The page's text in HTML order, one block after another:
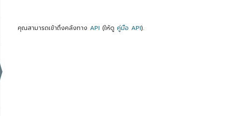
คุณสามารถเข้าถึงคลังทาง API (ให้ดู คู่มือ API).